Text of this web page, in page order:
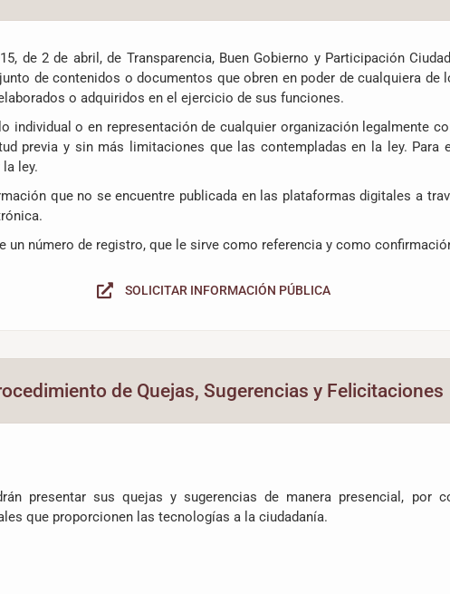
de 2 de abril, de Transparencia, Buen Gobierno y Participación
de contenidos o documentos que obren en poder de cualquiera
o adquiridos en el ejercicio de sus funciones.
individual o en representación de cualquier organización legalmente
previa y sin más limitaciones que las contempladas en la ley. Para
ley.
que no se encuentre publicada en las plataformas digitales a
un número de registro, que le sirve como referencia y como
SOLICITAR INFORMACIÓN PÚBLICA
de Quejas, Sugerencias y Felicitaciones
presentar sus quejas y sugerencias de manera presencial, por
que proporcionen las tecnologías a la ciudadanía.